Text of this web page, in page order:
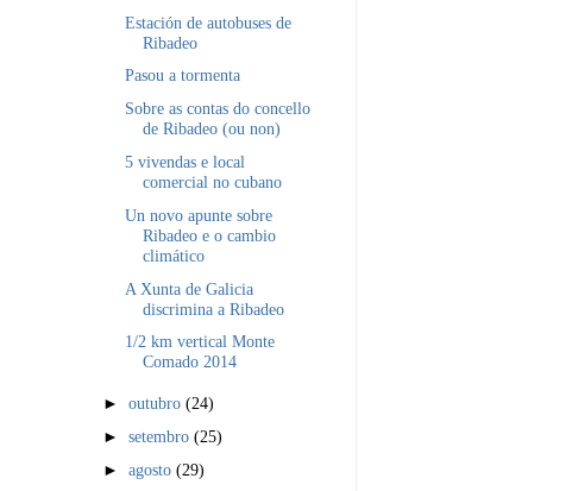
Estación de autobuses de
Ribadeo
Pasou a tormenta
Sobre as contas do concello
de Ribadeo (ou non)
5 vivendas e local
comercial no cubano
Un novo apunte sobre
Ribadeo e o cambio
climático
A Xunta de Galicia
discrimina a Ribadeo
1/2 km vertical Monte
Comado 2014
►outubro(24)
►setembro(25)
►agosto(29)